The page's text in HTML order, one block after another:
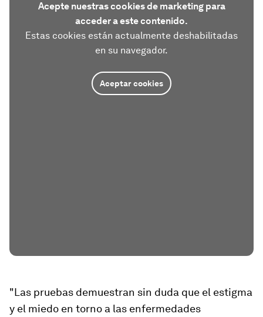
Acepte nuestras cookies de marketing para
acceder a este contenido.
Estas cookies están actualmente deshabilitadas
en su navegador.
Aceptar cookies
"Las pruebas demuestran sin duda que el estigma
y el miedo en torno a las enfermedades